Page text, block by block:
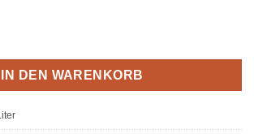
IN DEN WARENKORB
Liter